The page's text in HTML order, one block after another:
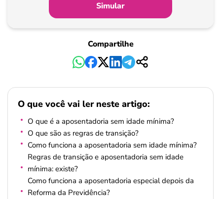
Simular
Compartilhe
O que você vai ler neste artigo:
O que é a aposentadoria sem idade mínima?
O que são as regras de transição?
Como funciona a aposentadoria sem idade mínima?
Regras de transição e aposentadoria sem idade
mínima: existe?
Como funciona a aposentadoria especial depois da
Reforma da Previdência?